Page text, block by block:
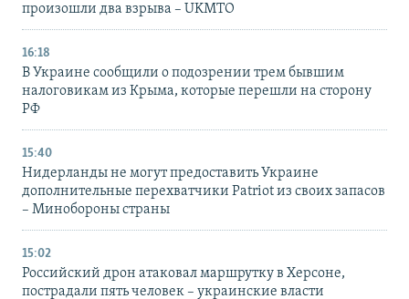
произошли два взрыва – UKMTO
16:18
В Украине сообщили о подозрении трем бывшим
налоговикам из Крыма, которые перешли на сторону
РФ
15:40
Нидерланды не могут предоставить Украине
дополнительные перехватчики Patriot из своих запасов
– Минобороны страны
15:02
Российский дрон атаковал маршрутку в Херсоне,
пострадали пять человек – украинские власти